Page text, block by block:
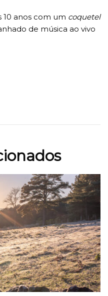
10 anos com um coquetel
de música ao vivo